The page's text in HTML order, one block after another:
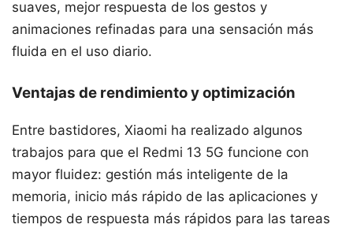
suaves, mejor respuesta de los gestos y
animaciones refinadas para una sensación más
fluida en el uso diario.
Ventajas de rendimiento y optimización
Entre bastidores, Xiaomi ha realizado algunos
trabajos para que el Redmi 13 5G funcione con
mayor fluidez: gestión más inteligente de la
memoria, inicio más rápido de las aplicaciones y
tiempos de respuesta más rápidos para las tareas